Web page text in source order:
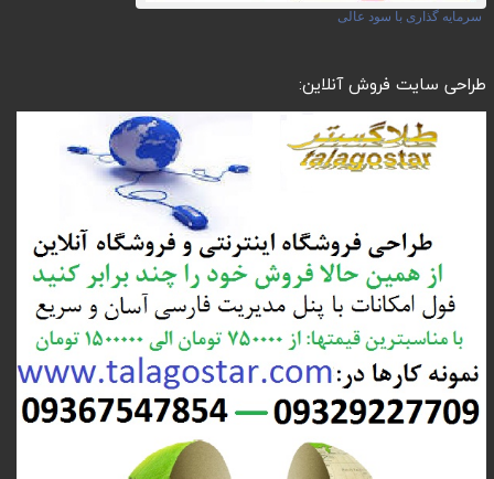
سرمایه گذاری با سود عالی
طراحی سایت فروش آنلاین: